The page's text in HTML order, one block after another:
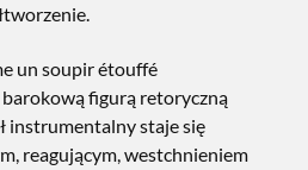
un soupir étouffé
figurą retoryczną
instrumentalny staje się
reagującym, westchnieniem